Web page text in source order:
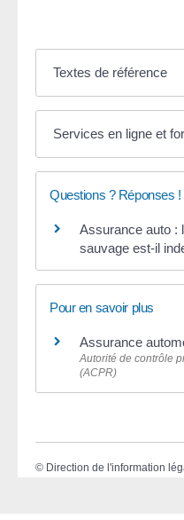
Textes de référence
Services en ligne et
Questions ? Réponses !
Assurance auto :
sauvage est-il
Pour en savoir plus
Assurance
Autorité de contrôle
(ACPR)
© Direction de l'information